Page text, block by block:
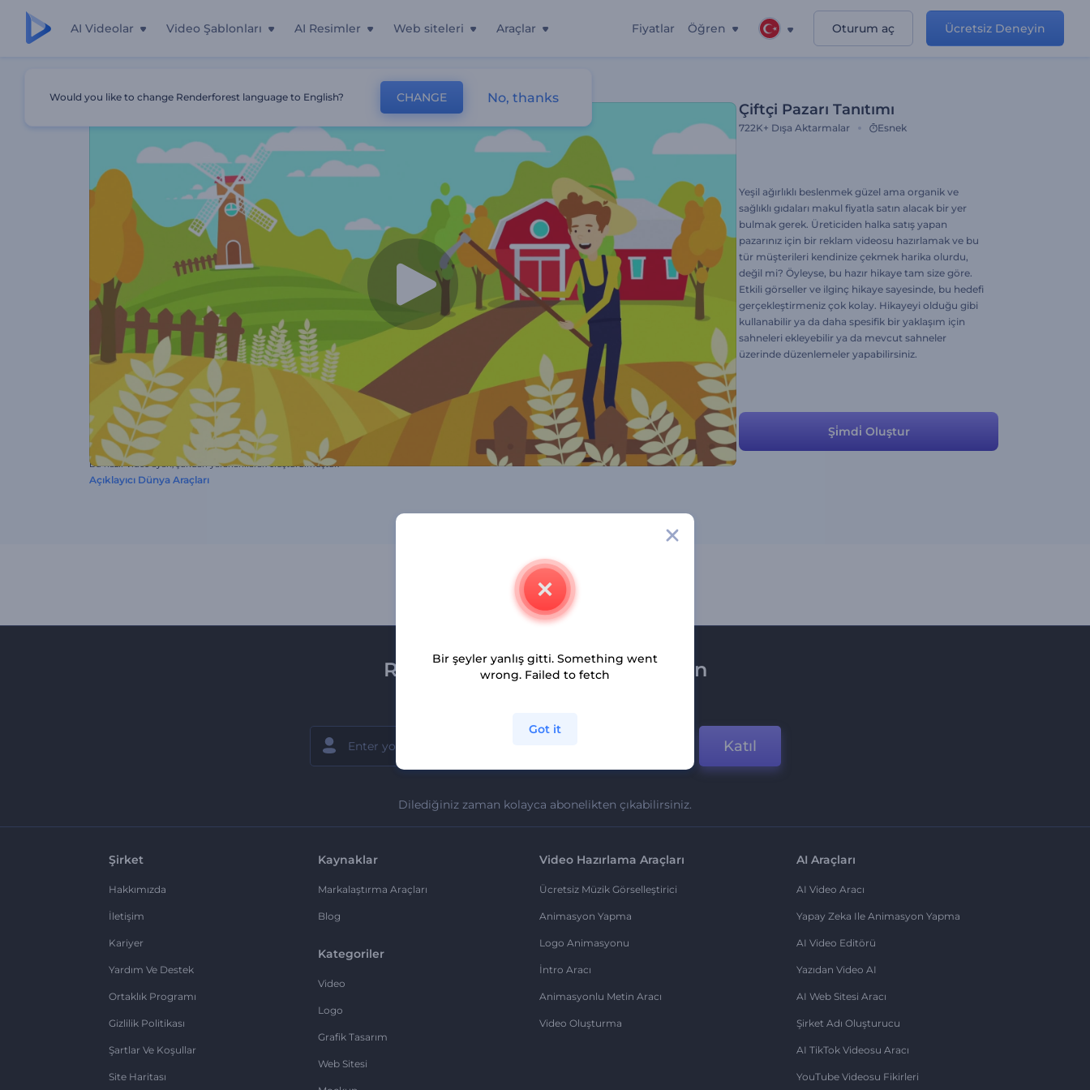
AI Videolar Video Şablonları AI Resimler Web siteleri Araçlar Fiyatlar Öğren Oturum aç Ücretsiz Deneyin
Çiftçi Pazarı Tanıtımı
722K+ Dışa Aktarmalar Esnek
Yeşil ağırlıklı beslenmek güzel ama organik ve
sağlıklı gıdaları makul fiyatla satın alacak bir yer
bulmak gerek. Üreticiden halka satış yapan
pazarınız için bir reklam videosu hazırlamak ve bu
tür müşterileri kendinize çekmek harika olurdu,
değil mi? Öyleyse, bu hazır hikaye tam size göre.
Etkili görseller ve ilginç hikaye sayesinde, bu hedefi
gerçekleştirmeniz çok kolay. Hikayeyi olduğu gibi
kullanabilir ya da daha spesifik bir yaklaşım için
sahneleri ekleyebilir ya da mevcut sahneler
üzerinde düzenlemeler yapabilirsiniz.
Şi̇mdi̇ Oluştur
Bu hazır video ayarı, şundan yararlanılarak oluşturulmuştur:
Açıklayıcı Dünya Araçları
Renderforest bültenine üye olun
Katıl
Dilediğiniz zaman kolayca abonelikten çıkabilirsiniz.
Şirket
Hakkımızda
İletişim
Kariyer
Yardım Ve Destek
Ortaklık Programı
Gizlilik Politikası
Şartlar Ve Koşullar
Site Haritası
Kaynaklar
Markalaştırma Araçları
Blog
Kategoriler
Video
Logo
Grafik Tasarım
Web Sitesi
Video Hazırlama Araçları
Ücretsiz Müzik Görselleştirici
Animasyon Yapma
Logo Animasyonu
İntro Aracı
Animasyonlu Metin Aracı
Video Oluşturma
AI Araçları
AI Video Aracı
Yapay Zeka Ile Animasyon Yapma
AI Video Editörü
Yazıdan Video AI
AI Web Sitesi Aracı
Şirket Adı Oluşturucu
AI TikTok Videosu Aracı
YouTube Videosu Fikirleri
Would you like to change Renderforest language to English? CHANGE No, thanks
Bir şeyler yanlış gitti. Something went
wrong. Failed to fetch
Got it